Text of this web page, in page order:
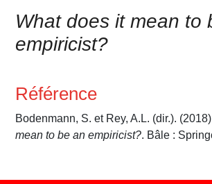
What does it mean to
empiricist?
Référence
Bodenmann, S. et Rey, A.L. (dir.).
mean to be an empiricist?. Bâle :